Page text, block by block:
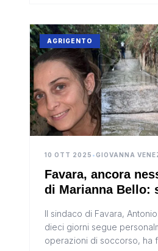
AGRIGENTO
10 OTT 2025 •GIOVANNA
Favara, ancora
di Marianna Bello:
Il sindaco di Favara,
dieci giorni segue
operazioni di soccorso, ha